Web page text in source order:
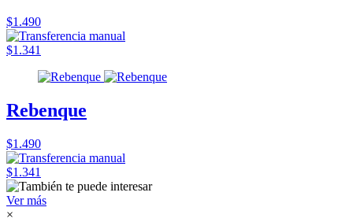
$1.490
$1.341
Rebenque
$1.490
$1.341
Ver más
×